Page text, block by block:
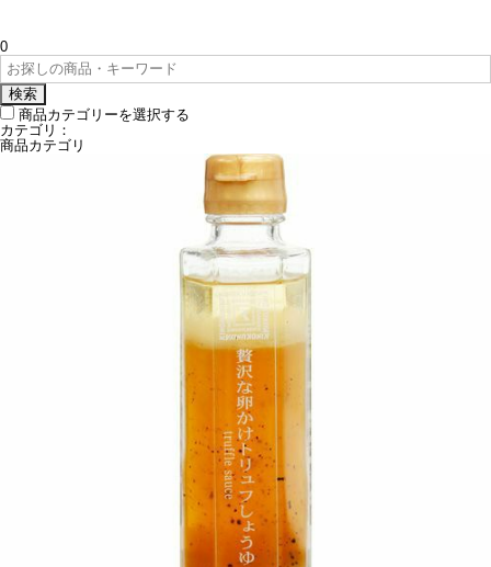
0
検索
商品カテゴリーを選択する
カテゴリ：
商品カテゴリ